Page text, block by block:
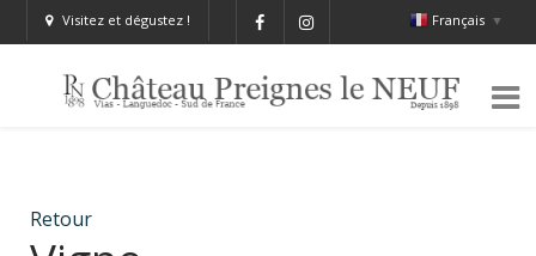
Visitez et dégustez ! Français ▼
Retour